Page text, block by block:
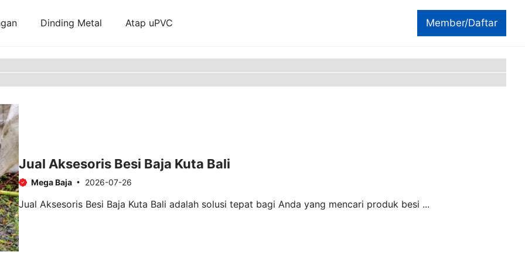
Member/Daftar
Dinding Metal Atap uPVC
Jual Aksesoris Besi Baja Kuta Bali
Mega Baja 2026-07-26
Jual Aksesoris Besi Baja Kuta Bali adalah solusi tepat bagi Anda yang mencari produk besi ...